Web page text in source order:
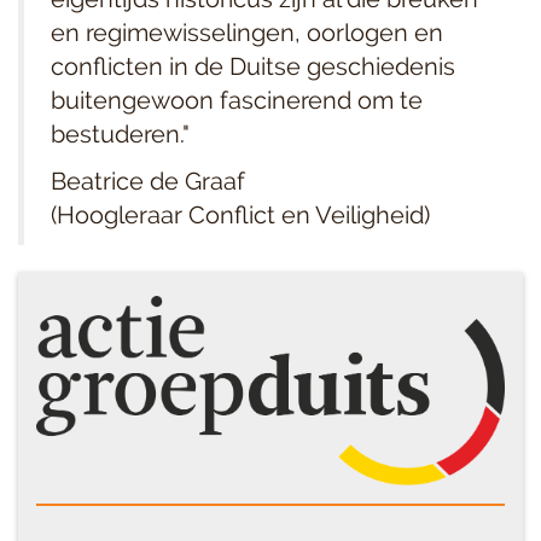
en regimewisselingen, oorlogen en
conflicten in de Duitse geschiedenis
buitengewoon fascinerend om te
bestuderen."
Beatrice de Graaf
(Hoogleraar Conflict en Veiligheid)